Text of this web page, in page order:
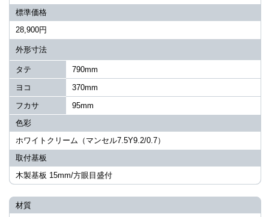
標準価格
28,900円
外形寸法
タテ
790mm
ヨコ
370mm
フカサ
95mm
色彩
ホワイトクリーム（マンセル7.5Y9.2/0.7）
取付基板
木製基板 15mm/方眼目盛付
材質